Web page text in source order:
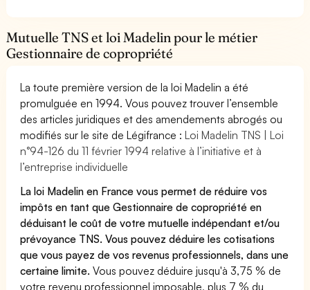
Mutuelle TNS et loi Madelin pour le métier
Gestionnaire de copropriété
La toute première version de la loi Madelin a été
promulguée en 1994. Vous pouvez trouver l’ensemble
des articles juridiques et des amendements abrogés ou
modifiés sur le site de Légifrance :Loi Madelin TNS | Loi
n°94-126 du 11 février 1994 relative à l’initiative et à
l’entreprise individuelle
La loi Madelin en France vous permet de réduire vos
impôts en tant que Gestionnaire de copropriété en
déduisant le coût de votre mutuelle indépendant et/ou
prévoyance TNS. Vous pouvez déduire les cotisations
que vous payez de vos revenus professionnels, dans une
certaine limite.Vous pouvez déduire jusqu'à 3,75 % de
votre revenu professionnel imposable, plus 7 % du